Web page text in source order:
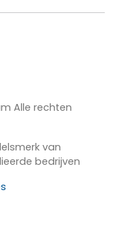
Alle rechten
van
bedrijven